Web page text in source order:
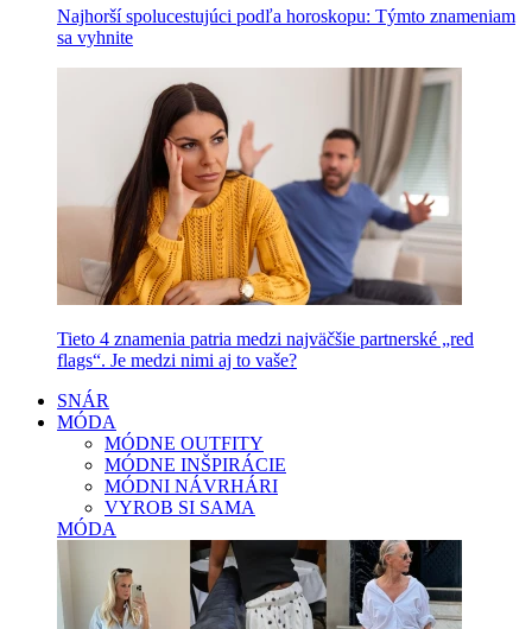
Najhorší spolucestujúci podľa horoskopu: Týmto znameniam
sa vyhnite
Tieto 4 znamenia patria medzi najväčšie partnerské „red
flags“. Je medzi nimi aj to vaše?
SNÁR
MÓDA
MÓDNE OUTFITY
MÓDNE INŠPIRÁCIE
MÓDNI NÁVRHÁRI
VYROB SI SAMA
MÓDA